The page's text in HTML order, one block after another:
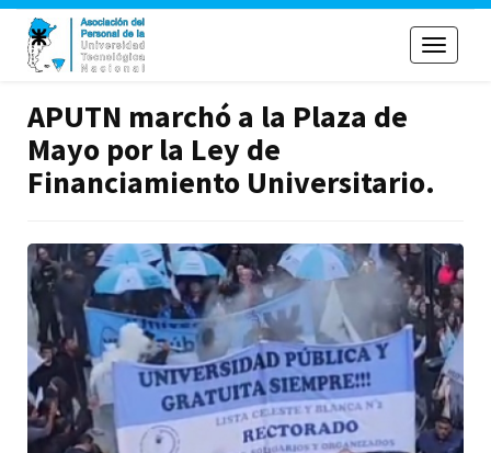
Toggle
APUTN marchó a la Plaza de
Mayo por la Ley de
Financiamiento Universitario.